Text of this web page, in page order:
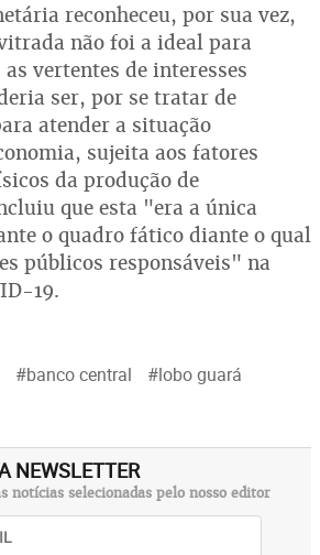
reconheceu, por sua vez,
não foi a ideal para
vertentes de interesses
ser, por se tratar de
atender a situação
sujeita aos fatores
da produção de
que esta "era a única
o quadro fático diante o qual
públicos responsáveis" na
19.
#banco central
#lobo guará
NEWSLETTER
notícias selecionadas pelo nosso editor